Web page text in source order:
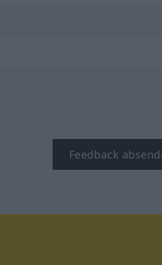
Feedback